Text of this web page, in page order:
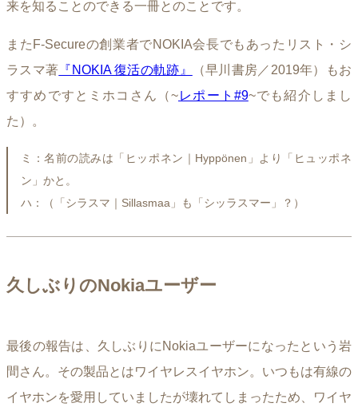
来を知ることのできる一冊とのことです。
またF-Secureの創業者でNOKIA会長でもあったリスト・シ
ラスマ著 『NOKIA 復活の軌跡』
（早川書房／2019年）もお
すすめですとミホコさん（~レポート#9~でも紹介しまし
た）。
ミ：名前の読みは「ヒッポネン｜Hyppönen」より「ヒュッポネ
ン」かと。
ハ：（「シラスマ｜Sillasmaa」も「シッラスマー」？）
久しぶりのNokiaユーザー
最後の報告は、久しぶりにNokiaユーザーになったという岩
間さん。その製品とはワイヤレスイヤホン。いつもは有線の
イヤホンを愛用していましたが壊れてしまったため、ワイヤ